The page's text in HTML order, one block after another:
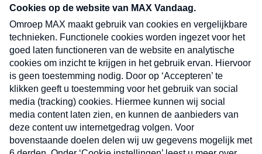
nieuwsbrief. Elke vrijdag- en dinsdagochtend in
uw mailbox.
Verzend